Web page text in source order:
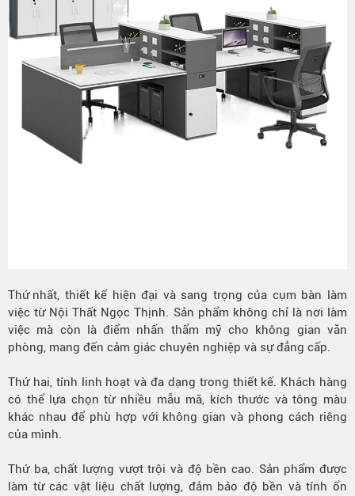
Thứ nhất, thiết kế hiện đại và sang trọng của cụm bàn làm
việc từ Nội Thất Ngọc Thịnh. Sản phẩm không chỉ là nơi làm
việc mà còn là điểm nhấn thẩm mỹ cho không gian văn
phòng, mang đến cảm giác chuyên nghiệp và sự đẳng cấp.
Thứ hai, tính linh hoạt và đa dạng trong thiết kế. Khách hàng
có thể lựa chọn từ nhiều mẫu mã, kích thước và tông màu
khác nhau để phù hợp với không gian và phong cách riêng
của mình.
Thứ ba, chất lượng vượt trội và độ bền cao. Sản phẩm được
làm từ các vật liệu chất lượng, đảm bảo độ bền và tính ổn